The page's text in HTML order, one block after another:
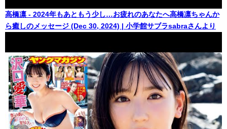
高橋凛 - 2024年もあともう少し…お疲れのあなたへ高橋凛ちゃんか
ら癒しのメッセージ (Dec 30, 2024) | 小学館サブラsabraさんより